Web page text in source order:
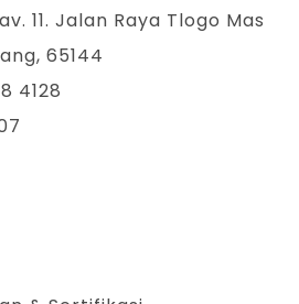
11. Jalan Raya Tlogo Mas
65144
4128